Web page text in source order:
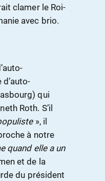
clamer le Roi-
avec brio.
qui
Roth. S’il
», il
à notre
quand elle a un
et de la
du président